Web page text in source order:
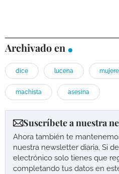
Archivado en
dice lucena
machista asesina
Suscríbete a nuestra
Ahora también te
nuestra newsletter diaria. Si
electrónico solo tienes que
completando tus datos en